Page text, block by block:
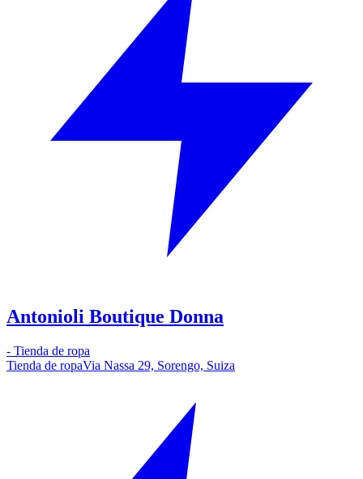
Antonioli Boutique Donna
- Tienda de ropa
Tienda de ropaVia Nassa 29, Sorengo, Suiza